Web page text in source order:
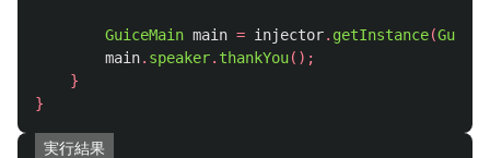
GuiceMain main = injector. getInstance(
main. speaker. thankYou();
}
}
実行結果